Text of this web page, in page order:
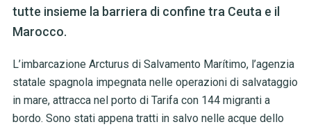
tutte insieme la barriera di confine tra Ceuta e il
Marocco.
L’imbarcazione Arcturus di Salvamento Marítimo, l’agenzia
statale spagnola impegnata nelle operazioni di salvataggio
in mare, attracca nel porto di Tarifa con 144 migranti a
bordo. Sono stati appena tratti in salvo nelle acque dello